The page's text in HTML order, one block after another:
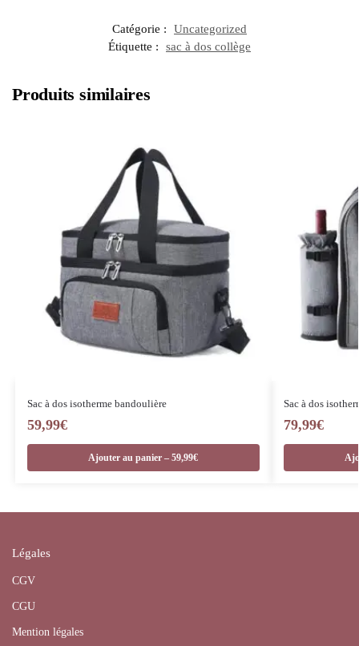
Catégorie :
Uncategorized
Étiquette :
sac à dos collège
Produits similaires
Sac à dos isotherme bandoulière
59,99€
Ajouter au panier – 59,99€
Sac à dos
79,99€
Légales
CGV
CGU
Mention légales